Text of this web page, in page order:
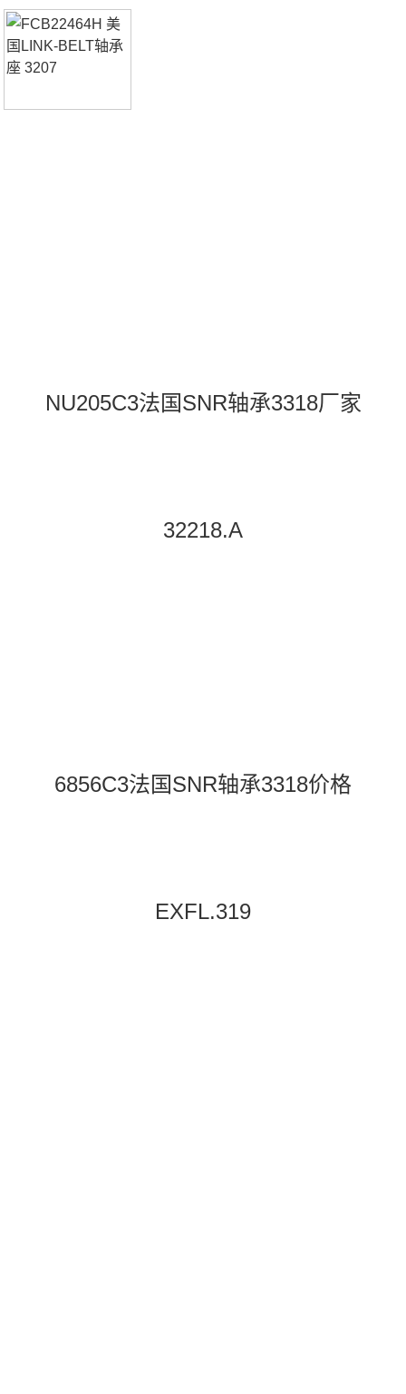
荐：NU2222C322234.EMKW33C333183318价格,3318采购3
318价格,3318采购NJ212ET2XC3法国SNR轴承3318厂家，N
NU205C3法国SNR轴承3318厂家
32218.A
6856C3法国SNR轴承3318价格
EXFL.319